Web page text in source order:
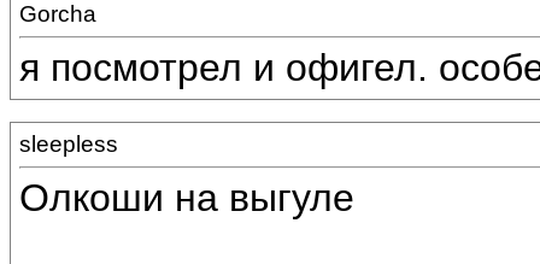
Gorcha
я посмотрел и офигел.
sleepless
Олкоши на выгуле